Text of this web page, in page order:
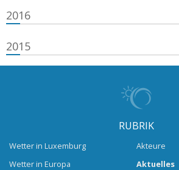
2016
2015
RUBRIK
Wetter in Luxemburg
Wetter in Europa
Akteure
Aktuelles